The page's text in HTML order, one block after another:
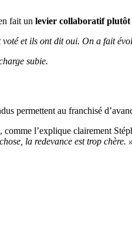
fait un levier collaboratif plutôt
et ils ont dit oui. On a fait
subie.
permettent au franchisé
comme l’explique clairement
la redevance est trop chère. »